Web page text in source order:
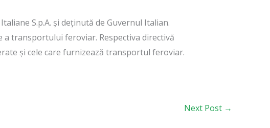
S.p.A. și deținută de Guvernul Italian.
transportului feroviar. Respectiva directivă
și cele care furnizează transportul feroviar.
Next Post →